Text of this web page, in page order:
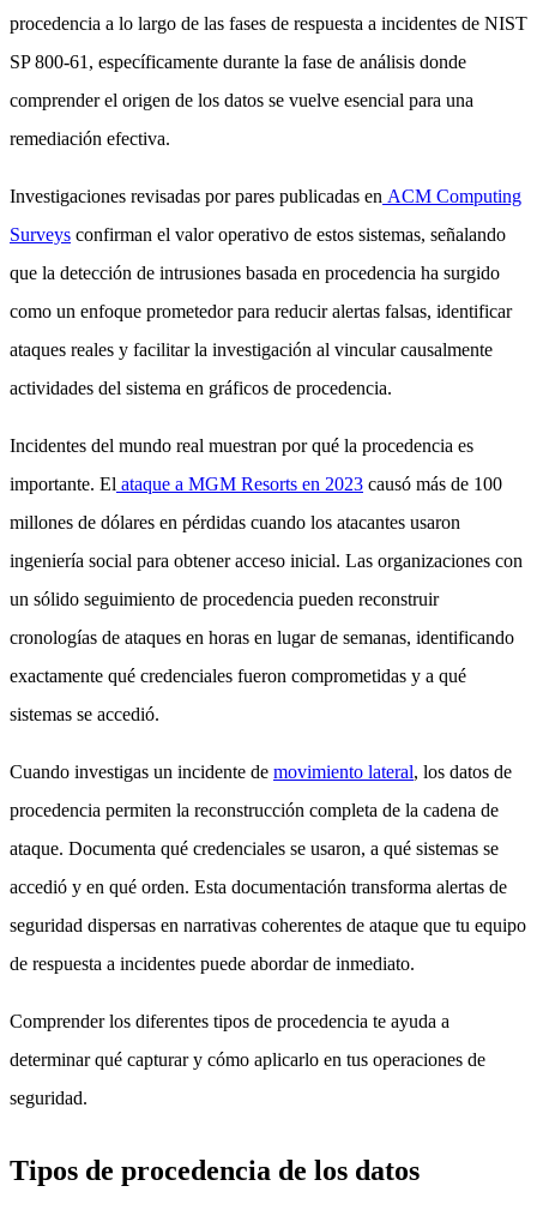
procedencia a lo largo de las fases de respuesta a incidentes de NIST
SP 800-61, específicamente durante la fase de análisis donde
comprender el origen de los datos se vuelve esencial para una
remediación efectiva.
Investigaciones revisadas por pares publicadas en ACM Computing
Surveys confirman el valor operativo de estos sistemas, señalando
que la detección de intrusiones basada en procedencia ha surgido
como un enfoque prometedor para reducir alertas falsas, identificar
ataques reales y facilitar la investigación al vincular causalmente
actividades del sistema en gráficos de procedencia.
Incidentes del mundo real muestran por qué la procedencia es
importante. El ataque a MGM Resorts en 2023 causó más de 100
millones de dólares en pérdidas cuando los atacantes usaron
ingeniería social para obtener acceso inicial. Las organizaciones con
un sólido seguimiento de procedencia pueden reconstruir
cronologías de ataques en horas en lugar de semanas, identificando
exactamente qué credenciales fueron comprometidas y a qué
sistemas se accedió.
Cuando investigas un incidente de movimiento lateral, los datos de
procedencia permiten la reconstrucción completa de la cadena de
ataque. Documenta qué credenciales se usaron, a qué sistemas se
accedió y en qué orden. Esta documentación transforma alertas de
seguridad dispersas en narrativas coherentes de ataque que tu equipo
de respuesta a incidentes puede abordar de inmediato.
Comprender los diferentes tipos de procedencia te ayuda a
determinar qué capturar y cómo aplicarlo en tus operaciones de
seguridad.
Tipos de procedencia de los datos